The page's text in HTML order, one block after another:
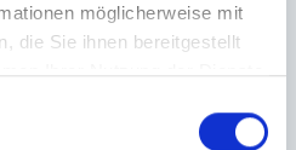
möglicherweise mit
die Sie ihnen bereitgestellt
Ihrer Nutzung der Dienste